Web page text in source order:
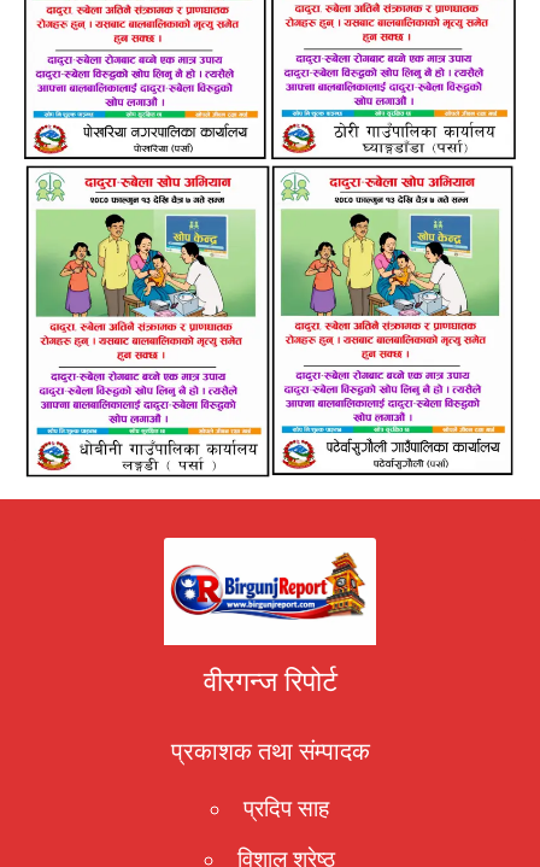
वीरगन्ज रिपोर्ट
प्रकाशक तथा संम्पादक
प्रदिप साह
विशाल श्रेष्ठ